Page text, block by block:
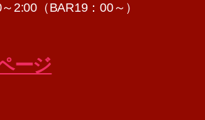
2:00（BAR19：00～）
ージ